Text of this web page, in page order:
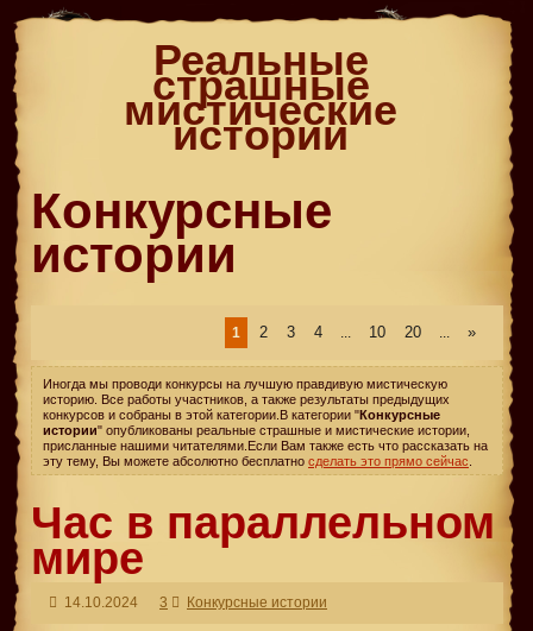
Реальные
страшные
мистические
истории
Конкурсные
истории
1 2 3 4 ... 10 20 ... »
Иногда мы проводи конкурсы на лучшую правдивую мистическую
историю. Все работы участников, а также результаты предыдущих
конкурсов и собраны в этой категории. В категории "Конкурсные
истории" опубликованы реальные страшные и мистические истории,
присланные нашими читателями. Если Вам также есть что рассказать на
эту тему, Вы можете абсолютно бесплатно сделать это прямо сейчас
Час в параллельном
мире
14.10.2024 3 Конкурсные истории